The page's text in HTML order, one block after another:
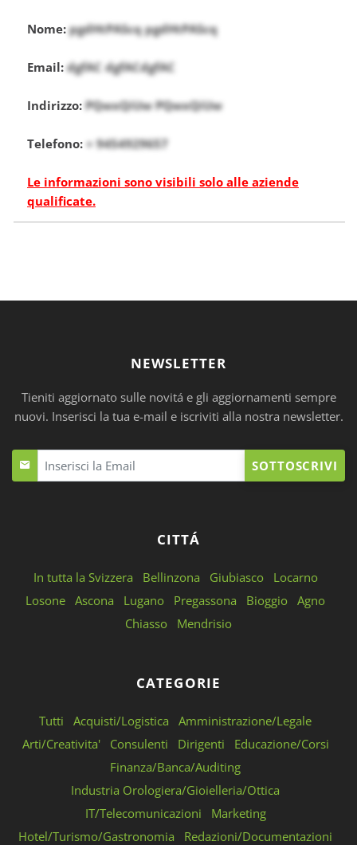
Nome:pgdHtPAScq pgdHtPAScq
Email:dgfAC dgfACdgfAC
Indirizzo:PQwxQiUw PQwxQiUw
Telefono: + 9454929657
Le informazioni sono visibili solo alle aziende
qualificate.
NEWSLETTER
Tieniti aggiornato sulle novitá e gli aggiornamenti sempre
nuovi. Inserisci la tua e-mail e iscriviti alla nostra newsletter.
SOTTOSCRIVI
CITTÁ
In tutta la Svizzera Bellinzona Giubiasco
Locarno
Losone Ascona Lugano Pregassona Bioggio Agno
Chiasso
Mendrisio
CATEGORIE
Tutti Acquisti/Logistica
Amministrazione/Legale
Arti/Creativita'
Consulenti Dirigenti
Educazione/Corsi
Finanza/Banca/Auditing
Industria Orologiera/Gioielleria/Ottica
IT/Telecomunicazioni
Marketing
Hotel/Turismo/Gastronomia
Redazioni/Documentazioni